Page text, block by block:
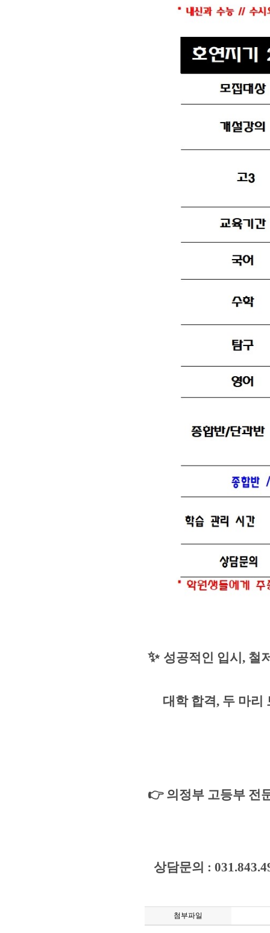
✨ 성공적인 입시 , 철
대학 합격, 두 마리
👉 의정부 고등부 전
상담문의 :
첨부파일